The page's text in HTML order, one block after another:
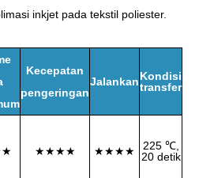
inkjet pada tekstil poliester.
Kecepatan
pengeringan
JalankanKondisi
transfer
★★★★ ★★★★
225 ℃,
20 detik